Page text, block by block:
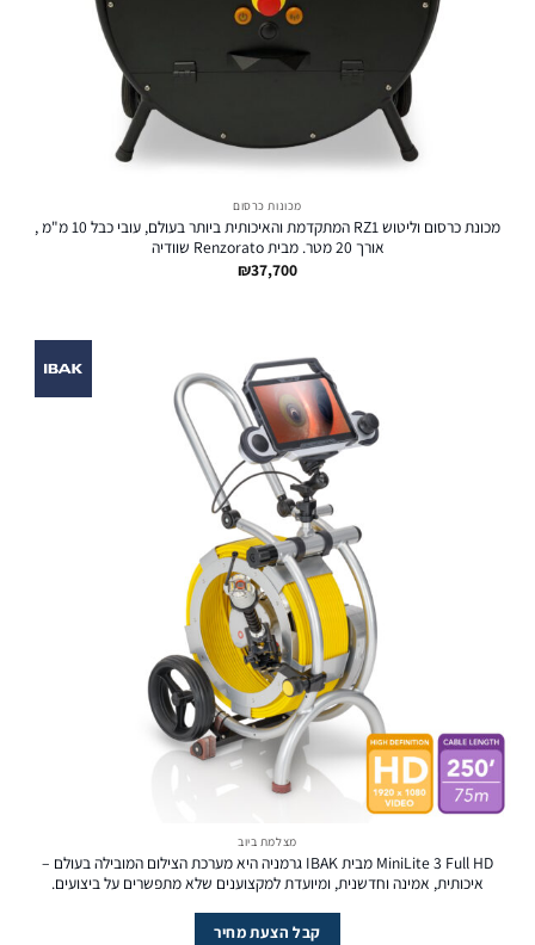
מכונות כרסום
מכונת כרסום וליטוש RZ1 המתקדמת והאיכותית ביותר בעולם, עובי כבל 10 מ"מ ,
אורך 20 מטר. מבית Renzorato שוודיה
₪37,700
מצלמת ביוב
MiniLite 3 Full HD מבית IBAK גרמניה היא מערכת הצילום המובילה בעולם –
איכותית, אמינה וחדשנית, ומיועדת למקצוענים שלא מתפשרים על ביצועים.
קבל הצעת מחיר